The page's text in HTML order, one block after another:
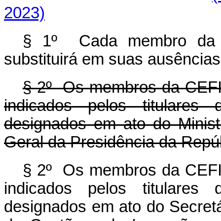
2023)
§ 1º Cada membro da
substituirá em suas
§ 2º Os membros da
indicados pelos titulares
designados em ato do
Geral da Presidência da
§ 2º Os membros da
indicados pelos titulares
designados em ato do